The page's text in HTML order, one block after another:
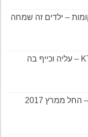
סוזוקי קרוסאובר טורבו – החל ממרץ 2017